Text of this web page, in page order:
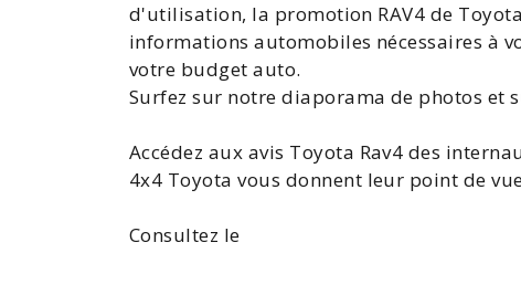
d'utilisation, la promotion RAV4 de
informations automobiles nécessaires à
votre budget auto.
Surfez sur notre diaporama de photos et
Accédez aux avis Toyota Rav4 des
4x4 Toyota vous donnent leur point de
Consultez le